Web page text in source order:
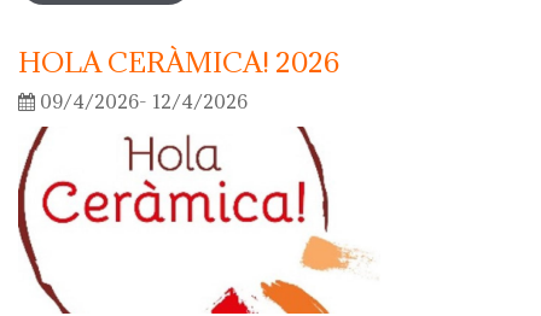
HOLA CERÀMICA! 2026
09/4/2026- 12/4/2026